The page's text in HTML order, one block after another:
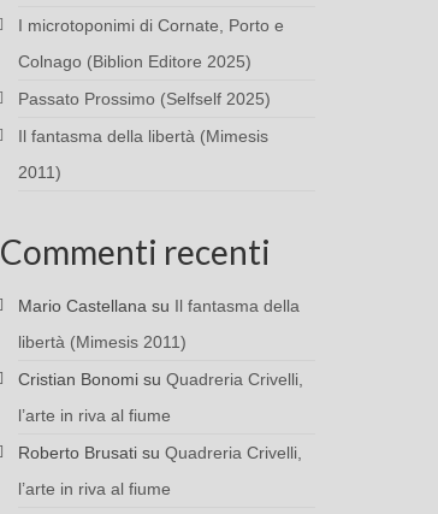
I microtoponimi di Cornate, Porto e
Colnago (Biblion Editore 2025)
Passato Prossimo (Selfself 2025)
Il fantasma della libertà (Mimesis
2011)
Commenti recenti
Mario Castellana su Il fantasma della
libertà (Mimesis 2011)
Cristian Bonomisu Quadreria Crivelli,
l’arte in riva al fiume
Roberto Brusatisu Quadreria Crivelli,
l’arte in riva al fiume